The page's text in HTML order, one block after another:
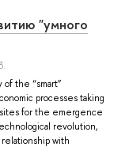
"умного
the “smart”
processes taking
for the emergence
revolution,
with